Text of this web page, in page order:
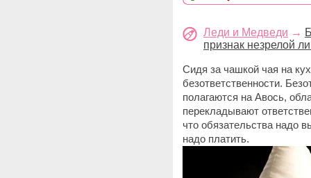
Леди и Медведи →
признак незрелой
Сидя за чашкой чая на
безответственности.
полагаются на Авось,
перекладывают
что обязательства надо
надо платить.